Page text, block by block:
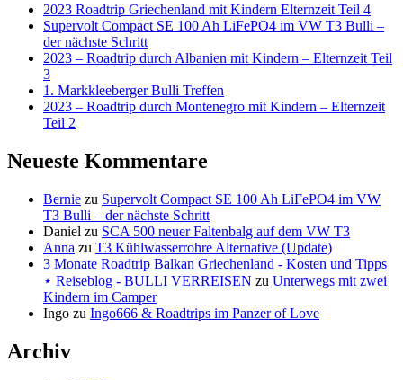
2023 Roadtrip Griechenland mit Kindern Elternzeit Teil 4
Supervolt Compact SE 100 Ah LiFePO4 im VW T3 Bulli –
der nächste Schritt
2023 – Roadtrip durch Albanien mit Kindern – Elternzeit Teil
3
1. Markkleeberger Bulli Treffen
2023 – Roadtrip durch Montenegro mit Kindern – Elternzeit
Teil 2
Neueste Kommentare
Bernie zu Supervolt Compact SE 100 Ah LiFePO4 im VW
T3 Bulli – der nächste Schritt
Daniel zu SCA 500 neuer Faltenbalg auf dem VW T3
Anna zu T3 Kühlwasserrohre Alternative (Update)
3 Monate Roadtrip Balkan Griechenland - Kosten und Tipps
⋆ Reiseblog - BULLI VERREISEN zu Unterwegs mit zwei
Kindern im Camper
Ingo zu Ingo666 & Roadtrips im Panzer of Love
Archiv